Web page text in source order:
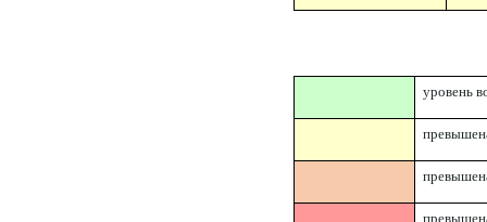
уровень